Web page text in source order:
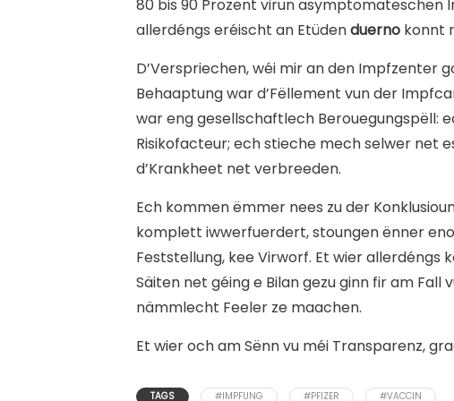
80 bis 90 Prozent virun asymptomateschen
allerdéngs eréischt an Etüdenduerno konnt
D’Verspriechen, wéi mir an den Impfzenter
Behaaptung war d’Fëllement vun der
war eng gesellschaftlech Berouegungspëll:
Risikofacteur; ech stieche mech selwer net
d’Krankheet net verbreeden.
Ech kommen ëmmer nees zu der
komplett iwwerfuerdert, stoungen ënner
Feststellung, kee Virworf. Et wier
Säiten net géing e Bilan gezu ginn fir am
nämmlecht Feeler ze maachen.
Et wier och am Sënn vu méi Transparenz,
TAGS #IMPFUNG #PFIZER #VACCIN